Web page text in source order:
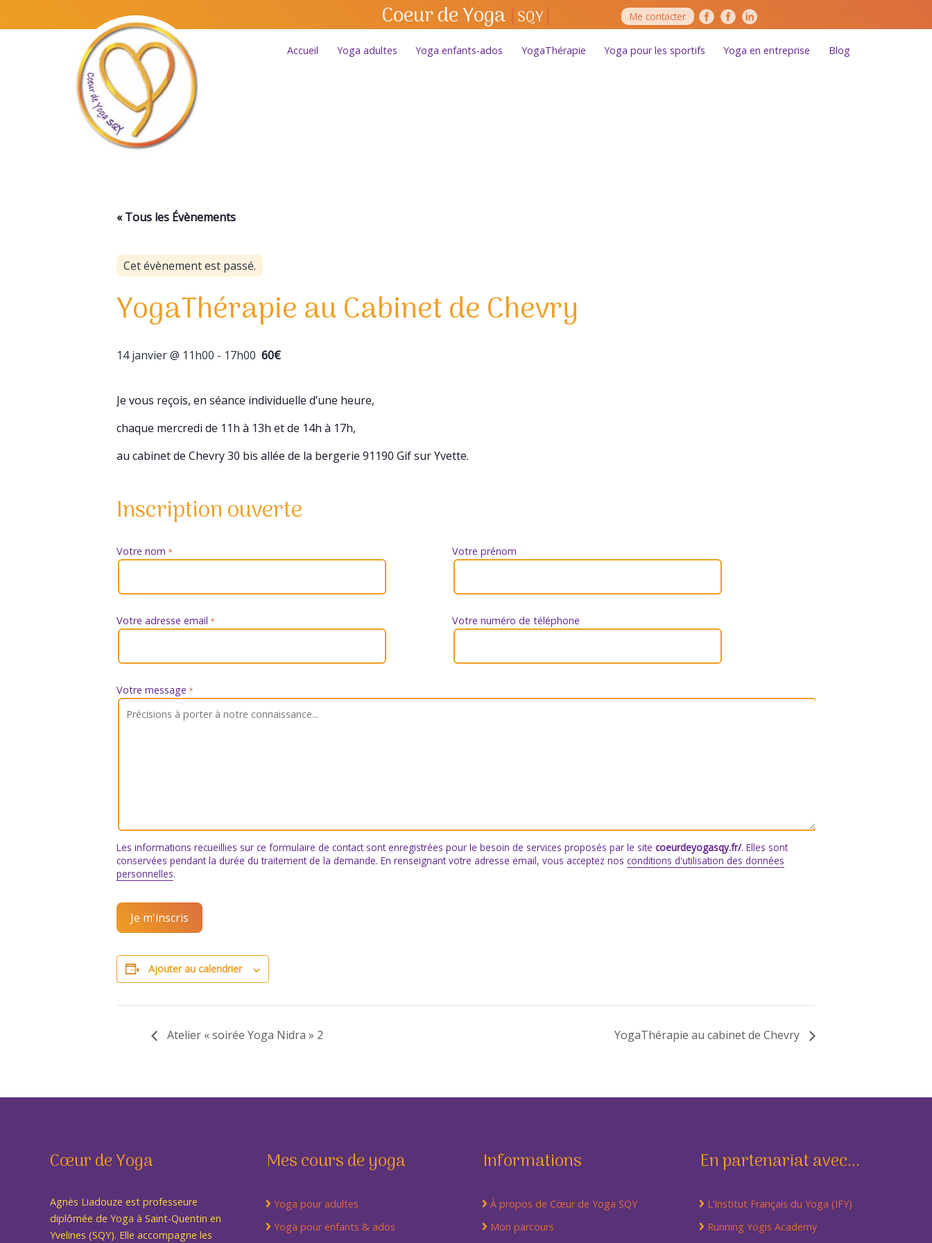
Coeur de Yoga SQY Me contacter
Accueil Yoga adultes Yoga enfants-ados YogaThérapie Yoga pour les sportifs Yoga en entreprise Blog
« Tous les Évènements
Cet évènement est passé.
YogaThérapie au Cabinet de Chevry
14 janvier @ 11h00 - 17h00 60€
Je vous reçois, en séance individuelle d’une heure,
chaque mercredi de 11h à 13h et de 14h à 17h,
au cabinet de Chevry 30 bis allée de la bergerie 91190 Gif sur Yvette.
Inscription ouverte
Votre nom * Votre prénom
Votre adresse email * Votre numéro de téléphone
Votre message *
Les informations recueillies sur ce formulaire de contact sont enregistrées pour le besoin de services proposés par le site coeurdeyogasqy.fr/. Elles sont
conservées pendant la durée du traitement de la demande. En renseignant votre adresse email, vous acceptez nos conditions d'utilisation des données
personnelles.
Je m'inscris
Ajouter au calendrier
Atelier « soirée Yoga Nidra » 2 YogaThérapie au cabinet de Chevry
Cœur de Yoga
Agnès Liadouze est professeure
diplômée de Yoga à Saint-Quentin en
Yvelines (SQY). Elle accompagne les
Mes cours de yoga
Yoga pour adultes
Yoga pour enfants & ados
Informations
À propos de Cœur de Yoga SQY
Mon parcours
En partenariat avec...
L’Institut Français du Yoga (IFY)
Running Yogis Academy